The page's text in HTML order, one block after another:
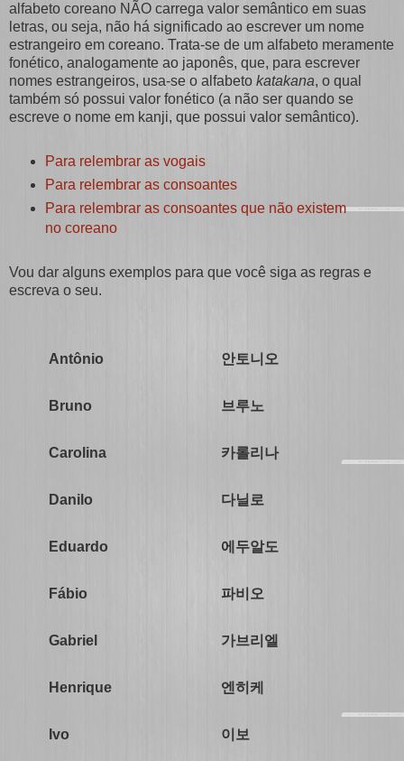
alfabeto coreano NÃO carrega valor semântico em suas
letras, ou seja, não há significado ao escrever um nome
estrangeiro em coreano. Trata-se de um alfabeto meramente
fonético, analogamente ao japonês, que, para escrever
nomes estrangeiros, usa-se o alfabeto katakana, o qual
também só possui valor fonético (a não ser quando se
escreve o nome em kanji, que possui valor semântico).
Para relembrar as vogais
Para relembrar as consoantes
Para relembrar as consoantes que não existem
no coreano
Vou dar alguns exemplos para que você siga as regras e
escreva o seu.
Antônio 안토니오
Bruno 브루노
Carolina 카롤리나
Danilo 다닐로
Eduardo 에두알도
Fábio 파비오
Gabriel 가브리엘
Henrique 엔히케
Ivo 이보